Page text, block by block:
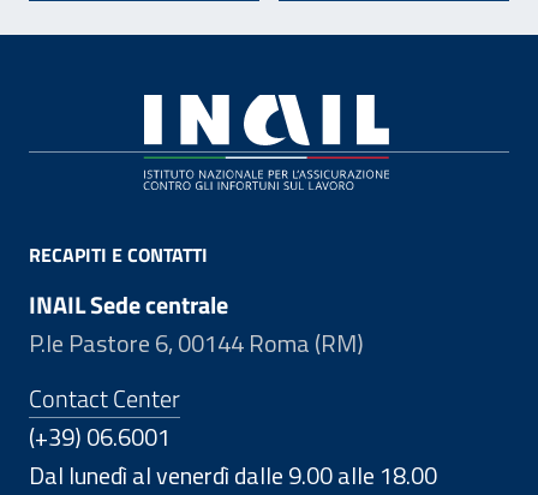
RECAPITI E CONTATTI
INAIL Sede centrale
P.le Pastore 6, 00144 Roma (RM)
Contact Center
(+39) 06.6001
Dal lunedì al venerdì dalle 9.00 alle 18.00